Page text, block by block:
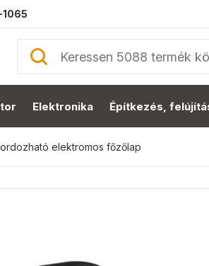
Elektronika Építkezés,
elektromos főzőlap